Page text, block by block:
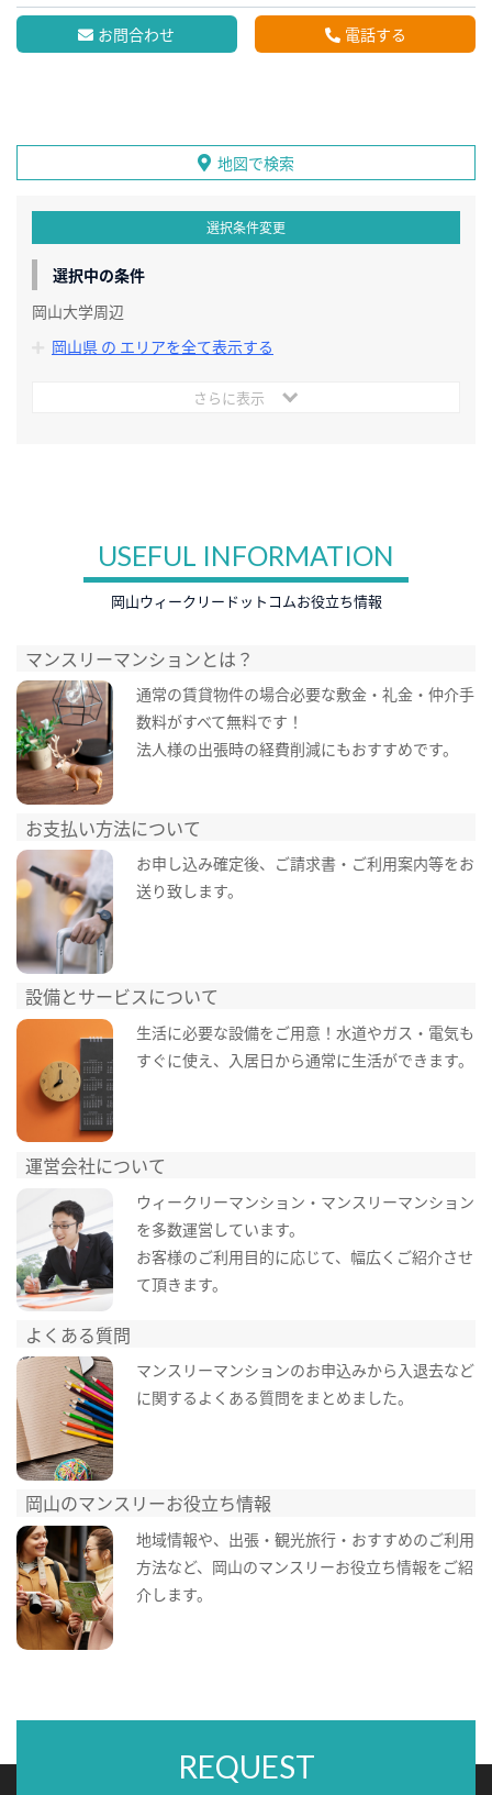
お問合わせ 電話する
地図で検索
選択条件変更
選択中の条件
岡山大学周辺
岡山県 の エリアを全て表示する
さらに表示
USEFUL INFORMATION
岡山ウィークリードットコムお役立ち情報
マンスリーマンションとは？
通常の賃貸物件の場合必要な敷金・礼金・仲介手
数料がすべて無料です！
法人様の出張時の経費削減にもおすすめです。
お支払い方法について
お申し込み確定後、ご請求書・ご利用案内等をお
送り致します。
設備とサービスについて
生活に必要な設備をご用意！水道やガス・電気も
すぐに使え、入居日から通常に生活ができます。
運営会社について
ウィークリーマンション・マンスリーマンション
を多数運営しています。
お客様のご利用目的に応じて、幅広くご紹介させ
て頂きます。
よくある質問
マンスリーマンションのお申込みから入退去など
に関するよくある質問をまとめました。
岡山のマンスリーお役立ち情報
地域情報や、出張・観光旅行・おすすめのご利用
方法など、岡山のマンスリーお役立ち情報をご紹
介します。
REQUEST